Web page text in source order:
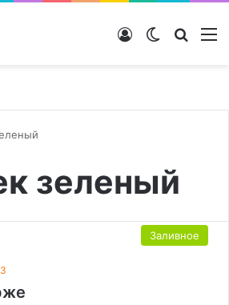
Switch skin
Войти
зеленый
Заливное